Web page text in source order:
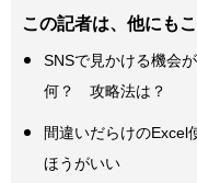
この記者は、他にも
SNSで見かける機会
何？ 攻略法は？
間違いだらけのExcel
ほうがいい